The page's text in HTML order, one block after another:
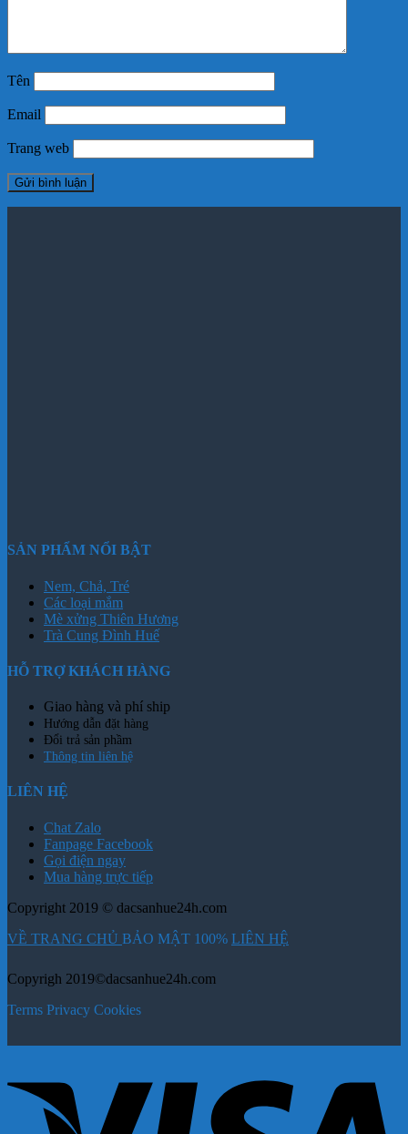
Tên
Email
Trang web
SẢN PHẨM NỔI BẬT
Nem, Chả, Tré
Các loại mắm
Mè xửng Thiên Hương
Trà Cung Đình Huế
HỖ TRỢ KHÁCH HÀNG
Giao hàng và phí ship
Hướng dẫn đặt hàng
Đổi trả sản phầm
Thông tin liên hệ
LIÊN HỆ
Chat Zalo
Fanpage Facebook
Gọi điện ngay
Mua hàng trực tiếp
Copyright 2019 © dacsanhue24h.com
VỀ TRANG CHỦ BẢO MẬT 100% LIÊN HỆ
Copyrigh 2019©dacsanhue24h.com
Terms Privacy Cookies